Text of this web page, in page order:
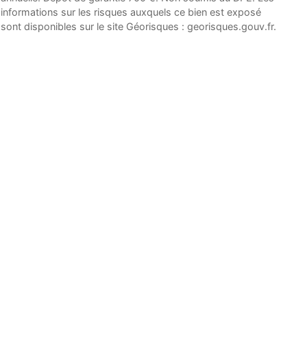
informations sur les risques auxquels ce bien est exposé
sont disponibles sur le site Géorisques : georisques.gouv.fr.